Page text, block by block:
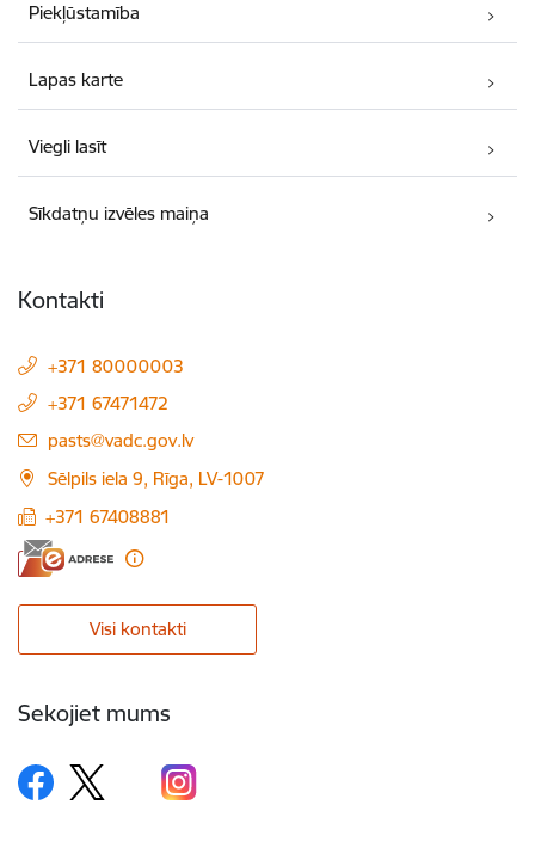
Piekļūstamība
Lapas karte
Viegli lasīt
Sīkdatņu izvēles maiņa
Kontakti
+371 80000003
+371 67471472
E-pasts:
pasts@vadc.gov.lv
Sēlpils iela 9, Rīga, LV-1007
+371 67408881
Visi kontakti
Sekojiet mums